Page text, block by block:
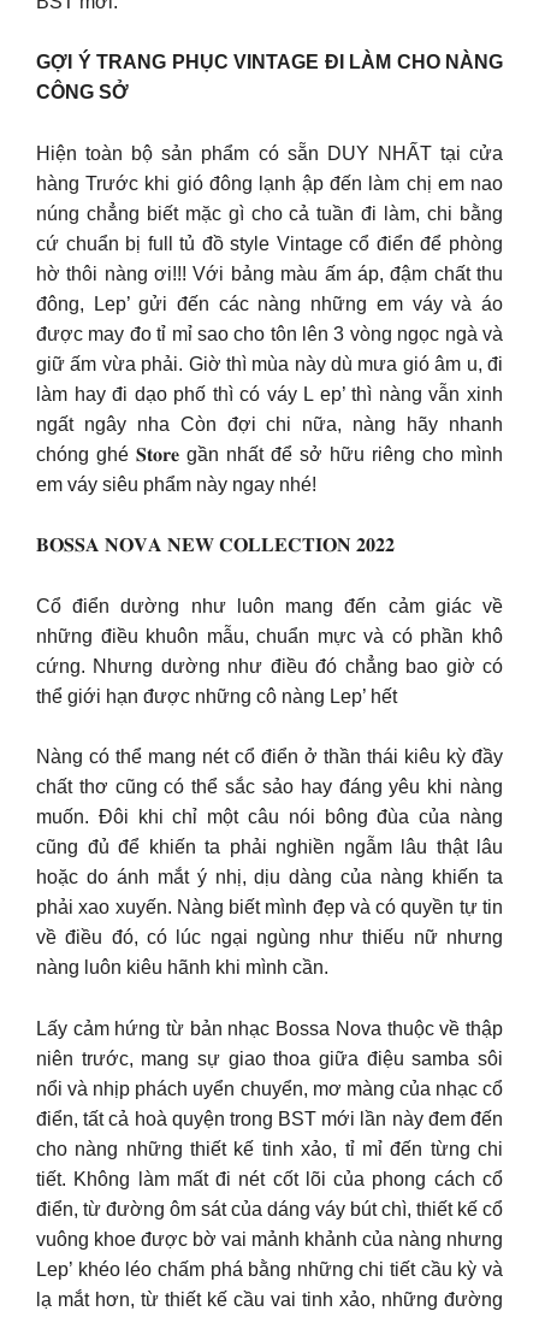
GỢI Ý TRANG PHỤC VINTAGE ĐI LÀM CHO NÀNG
CÔNG SỞ
Hiện toàn bộ sản phẩm có sẵn DUY NHẤT tại cửa
hàng Trước khi gió đông lạnh ập đến làm chị em nao
núng chẳng biết mặc gì cho cả tuần đi làm, chi bằng
cứ chuẩn bị full tủ đồ style Vintage cổ điển để phòng
hờ thôi nàng ơi!!! Với bảng màu ấm áp, đậm chất thu
đông, Lep’ gửi đến các nàng những em váy và áo
được may đo tỉ mỉ sao cho tôn lên 3 vòng ngọc ngà và
giữ ấm vừa phải. Giờ thì mùa này dù mưa gió âm u, đi
làm hay đi dạo phố thì có váy L ep’ thì nàng vẫn xinh
ngất ngây nha Còn đợi chi nữa, nàng hãy nhanh
chóng ghé 𝐒𝐭𝐨𝐫𝐞 gần nhất để sở hữu riêng cho mình
em váy siêu phẩm này ngay nhé!
𝐁𝐎𝐒𝐒𝐀 𝐍𝐎𝐕𝐀 𝐍𝐄𝐖 𝐂𝐎𝐋𝐋𝐄𝐂𝐓𝐈𝐎𝐍 𝟐𝟎𝟐𝟐
Cổ điển dường như luôn mang đến cảm giác về
những điều khuôn mẫu, chuẩn mực và có phần khô
cứng. Nhưng dường như điều đó chẳng bao giờ có
thể giới hạn được những cô nàng Lep’ hết
Nàng có thể mang nét cổ điển ở thần thái kiêu kỳ đầy
chất thơ cũng có thể sắc sảo hay đáng yêu khi nàng
muốn. Đôi khi chỉ một câu nói bông đùa của nàng
cũng đủ để khiến ta phải nghiền ngẫm lâu thật lâu
hoặc do ánh mắt ý nhị, dịu dàng của nàng khiến ta
phải xao xuyến. Nàng biết mình đẹp và có quyền tự tin
về điều đó, có lúc ngại ngùng như thiếu nữ nhưng
nàng luôn kiêu hãnh khi mình cần.
Lấy cảm hứng từ bản nhạc Bossa Nova thuộc về thập
niên trước, mang sự giao thoa giữa điệu samba sôi
nổi và nhịp phách uyển chuyển, mơ màng của nhạc cổ
điển, tất cả hoà quyện trong BST mới lần này đem đến
cho nàng những thiết kế tinh xảo, tỉ mỉ đến từng chi
tiết. Không làm mất đi nét cốt lõi của phong cách cổ
điển, từ đường ôm sát của dáng váy bút chì, thiết kế cổ
vuông khoe được bờ vai mảnh khảnh của nàng nhưng
Lep’ khéo léo chấm phá bằng những chi tiết cầu kỳ và
lạ mắt hơn, từ thiết kế cầu vai tinh xảo, những đường